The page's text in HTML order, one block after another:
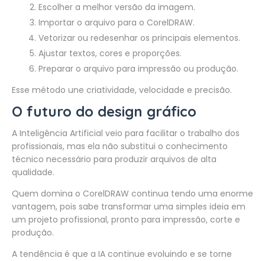
Escolher a melhor versão da imagem.
Importar o arquivo para o CorelDRAW.
Vetorizar ou redesenhar os principais elementos.
Ajustar textos, cores e proporções.
Preparar o arquivo para impressão ou produção.
Esse método une criatividade, velocidade e precisão.
O futuro do design gráfico
A Inteligência Artificial veio para facilitar o trabalho dos
profissionais, mas ela não substitui o conhecimento
técnico necessário para produzir arquivos de alta
qualidade.
Quem domina o CorelDRAW continua tendo uma enorme
vantagem, pois sabe transformar uma simples ideia em
um projeto profissional, pronto para impressão, corte e
produção.
A tendência é que a IA continue evoluindo e se torne